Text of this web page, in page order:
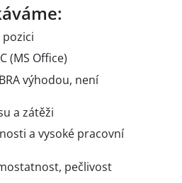
(MS Office)
výhodou, není
a zátěži
a vysoké pracovní
pečlivost